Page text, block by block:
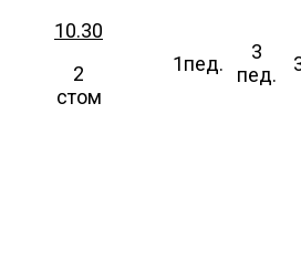
10.30
2
стом
1пед.
3
пед.